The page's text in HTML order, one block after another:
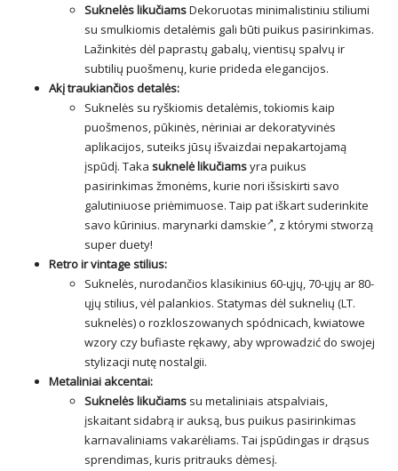
Suknelės likučiamsDekoruotas minimalistiniu stiliumi
su smulkiomis detalėmis gali būti puikus pasirinkimas.
Lažinkitės dėl paprastų gabalų, vientisų spalvų ir
subtilių puošmenų, kurie prideda elegancijos.
Akį traukiančios detalės:
Suknelės su ryškiomis detalėmis, tokiomis kaip
puošmenos, pūkinės, nėriniai ar dekoratyvinės
aplikacijos, suteiks jūsų išvaizdai nepakartojamą
įspūdį. Taka suknelė likučiamsyra puikus
pasirinkimas žmonėms, kurie nori išsiskirti savo
galutiniuose priėmimuose. Taip pat iškart suderinkite
savo kūrinius. marynarki damskie , z którymi stworzą
super duety!
Retro ir vintage stilius:
Suknelės, nurodančios klasikinius 60-ųjų, 70-ųjų ar 80-
ųjų stilius, vėl palankios. Statymas dėl suknelių (LT.
suknelės) o rozkloszowanych spódnicach, kwiatowe
wzory czy bufiaste rękawy, aby wprowadzić do swojej
stylizacji nutę nostalgii.
Metaliniai akcentai:
Suknelės likučiams su metaliniais atspalviais,
įskaitant sidabrą ir auksą, bus puikus pasirinkimas
karnavaliniams vakarėliams. Tai įspūdingas ir drąsus
sprendimas, kuris pritrauks dėmesį.